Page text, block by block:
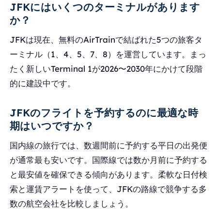
JFKにはいくつのターミナルがあります
か？
JFKは現在、無料のAirTrainで結ばれた5つの旅客タ
ーミナル（1、4、5、7、8）を運営しています。まっ
たく新しいTerminal 1が2026〜2030年にかけて段階
的に建設中です。
JFKのフライトを予約するのに最適な時
期はいつですか？
国内線の旅行では、数週間前に予約する平日の出発便
が通常最も安いです。国際線では数か月前に予約する
と最安値を確保できる傾向があります。柔軟な日付検
索と運賃アラートを使って、JFKの路線で競争する多
数の航空会社を比較しましょう。